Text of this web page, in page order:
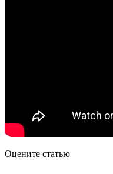
Оцените статью